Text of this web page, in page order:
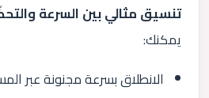
تنسيق مثالي بين السرعة
يمكنك:
الانطلاق بسرعة مجنونة عبر